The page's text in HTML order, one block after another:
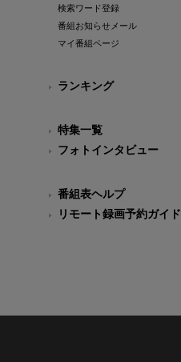
検索ワード登録
番組お知らせメール
マイ番組ページ
ランキング
特集一覧
フォトインタビュー
番組表ヘルプ
リモート録画予約ガイド